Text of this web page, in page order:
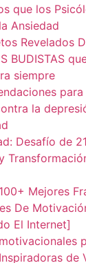
que los
Ansiedad
Revelados
BUDISTAS
siempre
la
Desafío de
Mejores
De
El Internet]
de